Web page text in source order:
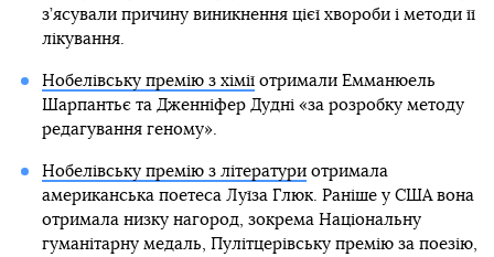
з’ясували причину виникнення цієї хвороби і методи її
лікування.
Нобелівську премію з хіміїотримали Емманюель
Шарпантьє та Дженніфер Дудні «за розробку методу
редагування геному».
Нобелівську премію з літературиотримала
американська поетеса Луїза Глюк. Раніше у США вона
отримала низку нагород, зокрема Національну
гуманітарну медаль, Пулітцерівську премію за поезію,